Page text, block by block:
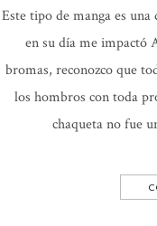
Este tipo de manga es
en su día me impactó
bromas, reconozco que
los hombros con toda
chaqueta no fue